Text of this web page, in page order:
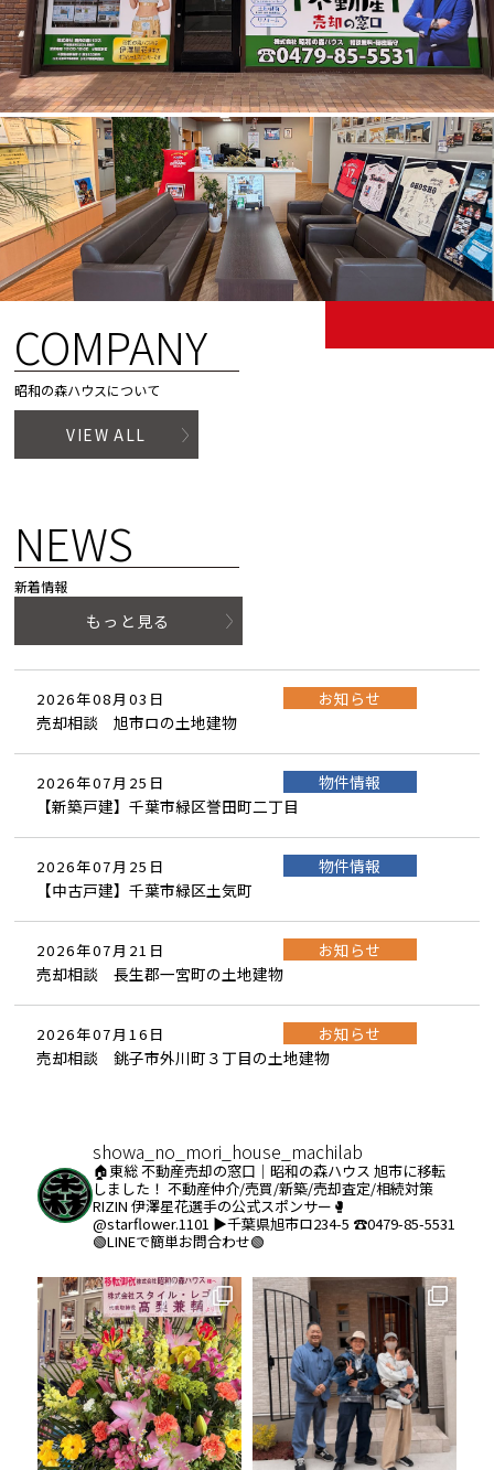
COMPANY
昭和の森ハウスについて
VIEW ALL
NEWS
新着情報
もっと見る
2026年08月03日
お知らせ
売却相談 旭市ロの土地建物
2026年07月25日
物件情報
【新築戸建】千葉市緑区誉田町二丁目
2026年07月25日
物件情報
【中古戸建】千葉市緑区土気町
2026年07月21日
お知らせ
売却相談 長生郡一宮町の土地建物
2026年07月16日
お知らせ
売却相談 銚子市外川町３丁目の土地建物
showa_no_mori_house_machilab
🏠東総 不動産売却の窓口｜昭和の森ハウス 旭市に移転
しました！ 不動産仲介/売買/新築/売却査定/相続対策
RIZIN 伊澤星花選手の公式スポンサー🥊
@starflower.1101 ▶︎千葉県旭市ロ234-5 ☎️0479-85-5531
🟢LINEで簡単お問合わせ🟢